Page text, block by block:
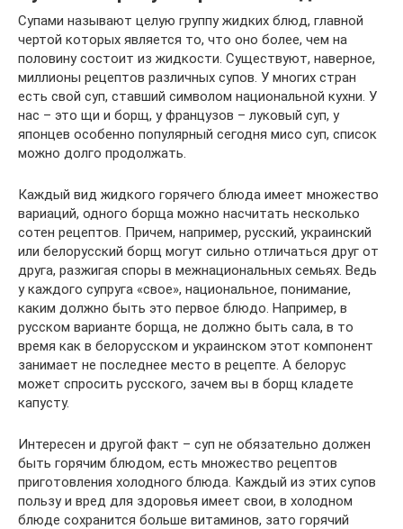
Супами называют целую группу жидких блюд, главной
чертой которых является то, что оно более, чем на
половину состоит из жидкости. Существуют, наверное,
миллионы рецептов различных супов. У многих стран
есть свой суп, ставший символом национальной кухни. У
нас – это щи и борщ, у французов – луковый суп, у
японцев особенно популярный сегодня мисо суп, список
можно долго продолжать.
Каждый вид жидкого горячего блюда имеет множество
вариаций, одного борща можно насчитать несколько
сотен рецептов. Причем, например, русский, украинский
или белорусский борщ могут сильно отличаться друг от
друга, разжигая споры в межнациональных семьях. Ведь
у каждого супруга «свое», национальное, понимание,
каким должно быть это первое блюдо. Например, в
русском варианте борща, не должно быть сала, в то
время как в белорусском и украинском этот компонент
занимает не последнее место в рецепте. А белорус
может спросить русского, зачем вы в борщ кладете
капусту.
Интересен и другой факт – суп не обязательно должен
быть горячим блюдом, есть множество рецептов
приготовления холодного блюда. Каждый из этих супов
пользу и вред для здоровья имеет свои, в холодном
блюде сохранится больше витаминов, зато горячий